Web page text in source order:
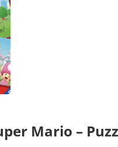
Mario –